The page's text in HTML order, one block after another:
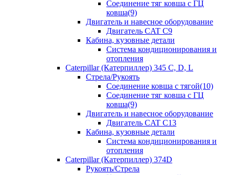
Соединение тяг ковша с ГЦ
ковша(9)
Двигатель и навесное оборудование
Двигатель CAT C9
Кабина, кузовные детали
Система кондиционирования и
отопления
Caterpillar (Катерпиллер) 345 C, D, L
Стрела/Рукоять
Соединение ковша с тягой(10)
Соединение тяг ковша с ГЦ
ковша(9)
Двигатель и навесное оборудование
Двигатель CAT C13
Кабина, кузовные детали
Система кондиционирования и
отопления
Caterpillar (Катерпиллер) 374D
Рукоять/Стрела